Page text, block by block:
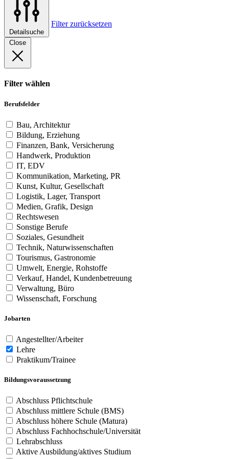
Detailsuche
Filter zurücksetzen
Close
Filter wählen
Berufsfelder
Bau, Architektur
Bildung, Erziehung
Finanzen, Bank, Versicherung
Handwerk, Produktion
IT, EDV
Kommunikation, Marketing, PR
Kunst, Kultur, Gesellschaft
Logistik, Lager, Transport
Medien, Grafik, Design
Rechtswesen
Sonstige Berufe
Soziales, Gesundheit
Technik, Naturwissenschaften
Tourismus, Gastronomie
Umwelt, Energie, Rohstoffe
Verkauf, Handel, Kundenbetreuung
Verwaltung, Büro
Wissenschaft, Forschung
Jobarten
Angestellter/Arbeiter
Lehre
Praktikum/Trainee
Bildungsvoraussetzung
Abschluss Pflichtschule
Abschluss mittlere Schule (BMS)
Abschluss höhere Schule (Matura)
Abschluss Fachhochschule/Universität
Lehrabschluss
Aktive Ausbildung/aktives Studium